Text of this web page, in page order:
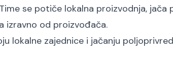
se potiče lokalna proizvodnja, jača
izravno od proizvođača.
lokalne zajednice i jačanju